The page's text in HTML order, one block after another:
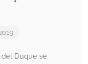
Duque se